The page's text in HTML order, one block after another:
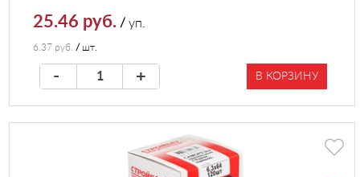
25.46 руб. /уп.
6.37 руб. / шт.
- + В КОРЗИНУ